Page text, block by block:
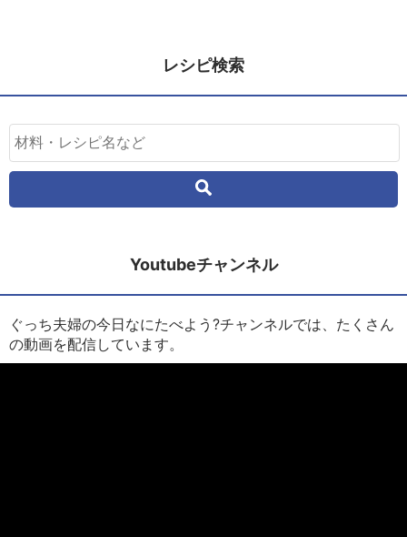
レシピ検索
Youtubeチャンネル
ぐっち夫婦の今日なにたべよう?チャンネルでは、たくさん
の動画を配信しています。